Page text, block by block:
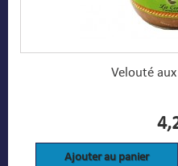
Velouté
Ajouter au panier